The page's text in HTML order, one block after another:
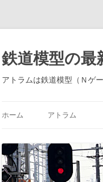
鉄道模型の
アトラムは鉄道模型（Ｎゲ
ホーム アトラム